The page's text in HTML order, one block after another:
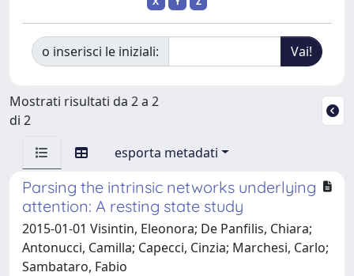
o inserisci le iniziali:
Mostrati risultati da 2 a 2
di 2
esporta metadati
Parsing the intrinsic networks underlying
attention: A resting state study
2015-01-01 Visintin, Eleonora; De Panfilis, Chiara;
Antonucci, Camilla; Capecci, Cinzia; Marchesi, Carlo;
Sambataro, Fabio